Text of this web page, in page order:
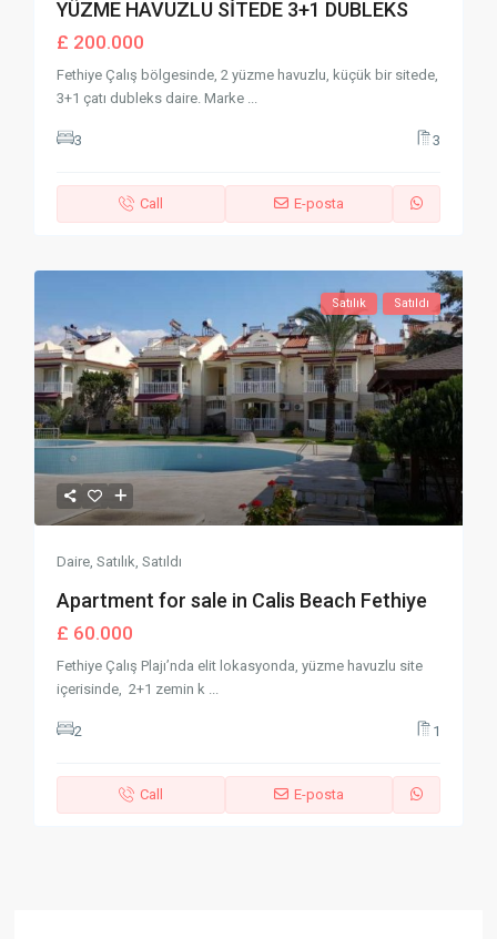
YÜZME HAVUZLU SİTEDE 3+1 DUBLEKS
£ 200.000
Fethiye Çalış bölgesinde, 2 yüzme havuzlu, küçük bir sitede,
3+1 çatı dubleks daire. Marke
3 3
Call E-posta
Satılık Satıldı
Daire ,Satılık ,Satıldı
Apartment for sale in Calis Beach Fethiye
£ 60.000
Fethiye Çalış Plajı’nda elit lokasyonda, yüzme havuzlu site
içerisinde, 2+1 zemin k
2 1
Call E-posta